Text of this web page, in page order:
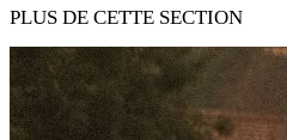
PLUS DE CETTE SECTION